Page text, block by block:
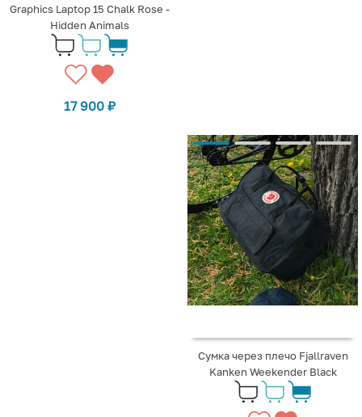
Graphics Laptop 15 Chalk Rose -
Hidden Animals
17 900 ₽
Сумка через плечо Fjallraven
Kаnken Weekender Black